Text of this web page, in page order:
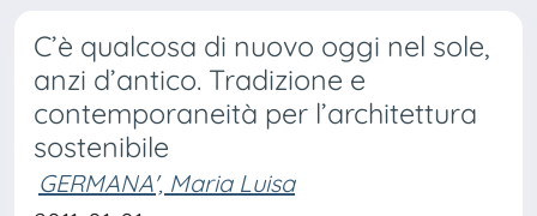
C’è qualcosa di nuovo oggi nel sole,
anzi d’antico. Tradizione e
contemporaneità per l’architettura
sostenibile
GERMANA', Maria Luisa